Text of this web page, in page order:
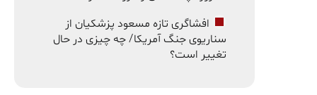
افشاگری تازه مسعود پزشکیان از
سناریوی جنگ آمریکا/ چه چیزی در حال
تغییر است؟